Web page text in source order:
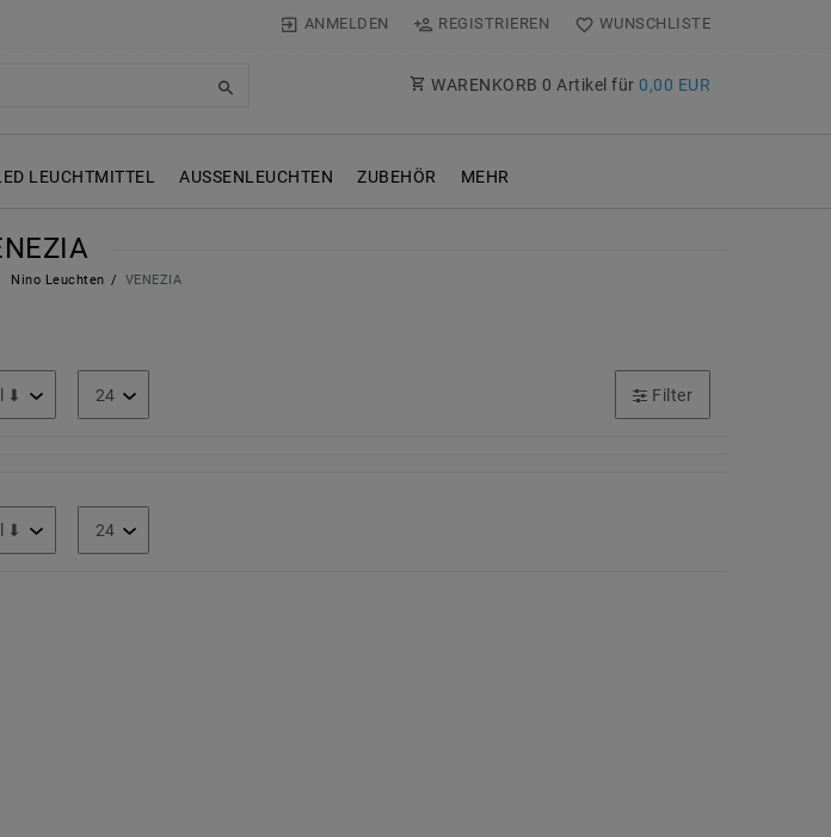
ANMELDEN REGISTRIEREN WUNSCHLISTE
WARENKORB 0 Artikel für 0,00 EUR
LEUCHTMITTEL AUSSENLEUCHTEN ZUBEHÖR MEHR
Nino Leuchten VENEZIA
Filter